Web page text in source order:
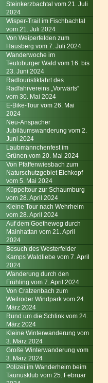
Steinkerzbachtal vom 21. Juli
2024
Wisper-Trail im Fischbachtal
vom 21. Juli 2024
Von Weiperfelden zum
Hausberg vom 7. Juli 2024
Wanderwoche im
Teutoburger Wald vom 16. bis
23. Juni 2024
Radtouristikfahrt des
Radfahrvereins „Vorwärts“
vom 30. Mai 2024
E-Bike-Tour vom 26. Mai
2024
Neu-Anspacher
Jubiläumswanderung vom 2.
Juni 2024
Laubmännchenfest im
Grünen vom 20. Mai 2024
Von Pfaffenwiesbach zum
Naturschutzgebiet Eichkopf
vom 5. Mai 2024
Küppeltour zur Schaumburg
vom 28. April 2024
Kleine Tour nach Wehrheim
vom 28. April 2024
Auf dem Goetheweg durch
Mainhattan vom 21. April
2024
Besuch des Westerfelder
Kamps Waldliebe vom 7. April
2024
Wanderung durch den
Frühling vom 7. April 2024
Von Cratzenbach zum
Weilroder Windpark vom 24.
März 2024
Rund um die Schlink vom 24.
März 2024
Kleine Winterwanderung vom
3. März 2024
Große Winterwanderung vom
3. März 2024
Polizei im Wanderheim beim
Taunusklub vom 25. Februar